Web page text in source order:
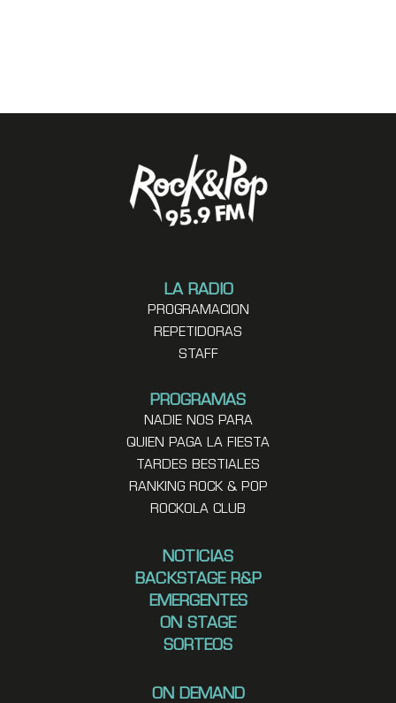
LA RADIO
PROGRAMACION
REPETIDORAS
STAFF
PROGRAMAS
NADIE NOS PARA
QUIEN PAGA LA FIESTA
TARDES BESTIALES
RANKING ROCK & POP
ROCKOLA CLUB
NOTICIAS
BACKSTAGE R&P
EMERGENTES
ON STAGE
SORTEOS
ON DEMAND